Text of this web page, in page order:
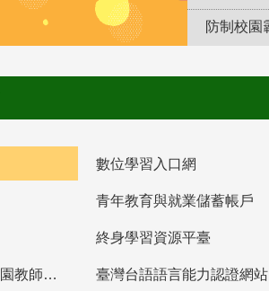
數位學習入口網
青年教育與就業儲蓄帳戶
終身學習資源平臺
教育部高中等以下學校及幼兒園教師資格檢定考試 臺灣台語語言能力認證網站